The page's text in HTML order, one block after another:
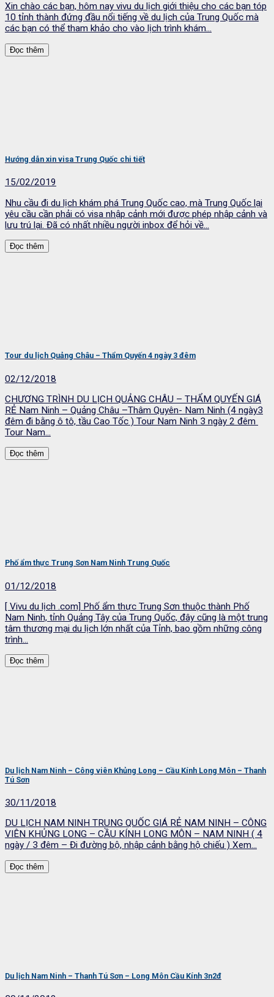
Xin chào các bạn, hôm nay vivu du lịch giới thiệu cho các bạn tóp
10 tỉnh thành đứng đầu nổi tiếng về du lịch của Trung Quốc mà
các bạn có thể tham khảo cho vào lịch trình khám...
Đọc thêm
Hướng dẫn xin visa Trung Quốc chi tiết
15/02/2019
Nhu cầu đi du lịch khám phá Trung Quốc cao, mà Trung Quốc lại
yêu cầu cần phải có visa nhập cảnh mới được phép nhập cảnh và
lưu trú lại. Đã có nhất nhiều người inbox để hỏi về...
Đọc thêm
Tour du lịch Quảng Châu – Thẩm Quyến 4 ngày 3 đêm
02/12/2018
CHƯƠNG TRÌNH DU LỊCH QUẢNG CHÂU – THẨM QUYẾN GIÁ
RẺ Nam Ninh – Quảng Châu –Thâm Quyên- Nam Ninh (4 ngày3
đêm đi bằng ô tô, tầu Cao Tốc ) Tour Nam Ninh 3 ngày 2 đêm
Tour Nam...
Đọc thêm
Phố ẩm thực Trung Sơn Nam Ninh Trung Quốc
01/12/2018
[ Vivu du lịch .com] Phố ẩm thực Trung Sơn thuộc thành Phố
Nam Ninh, tỉnh Quảng Tây của Trung Quốc, đây cũng là một trung
tâm thương mại du lịch lớn nhất của Tỉnh, bao gồm những công
trình...
Đọc thêm
Du lịch Nam Ninh – Công viên Khủng Long – Cầu Kính Long Môn – Thanh
Tú Sơn
30/11/2018
DU LỊCH NAM NINH TRUNG QUỐC GIÁ RẺ NAM NINH – CÔNG
VIÊN KHỦNG LONG – CẦU KÍNH LONG MÔN – NAM NINH ( 4
ngày / 3 đêm – Đi đường bộ, nhập cảnh bằng hộ chiếu ) Xem...
Đọc thêm
Du lịch Nam Ninh – Thanh Tú Sơn – Long Môn Cầu Kính 3n2đ